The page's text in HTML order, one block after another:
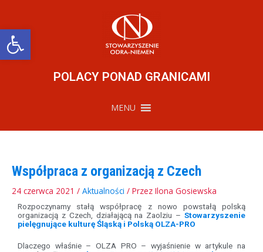
Otwórz pasek narzędzi
POLACY PONAD GRANICAMI
MENU
Współpraca z organizacją z Czech
24 czerwca 2021 / Aktualności / Przez Ilona Gosiewska
Rozpoczynamy stałą współpracę z nowo powstałą polską
organizacją z Czech, działającą na Zaolziu – Stowarzyszenie
pielęgnujące kulturę Śląską i Polską OLZA-PRO
Dlaczego właśnie – OLZA PRO – wyjaśnienie w artykule na